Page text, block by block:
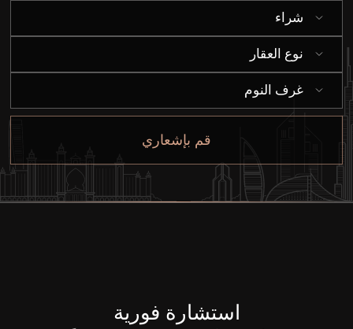
شراء
الوكلاء
شراء
نوع العقار
غرف النوم
قم بإشعاري
استشارة فورية